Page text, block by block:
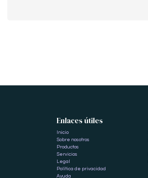
Enlaces útiles
Inicio
Sobre nosotros
Productos
Servicios
Legal
Política de privacidad
Ayuda